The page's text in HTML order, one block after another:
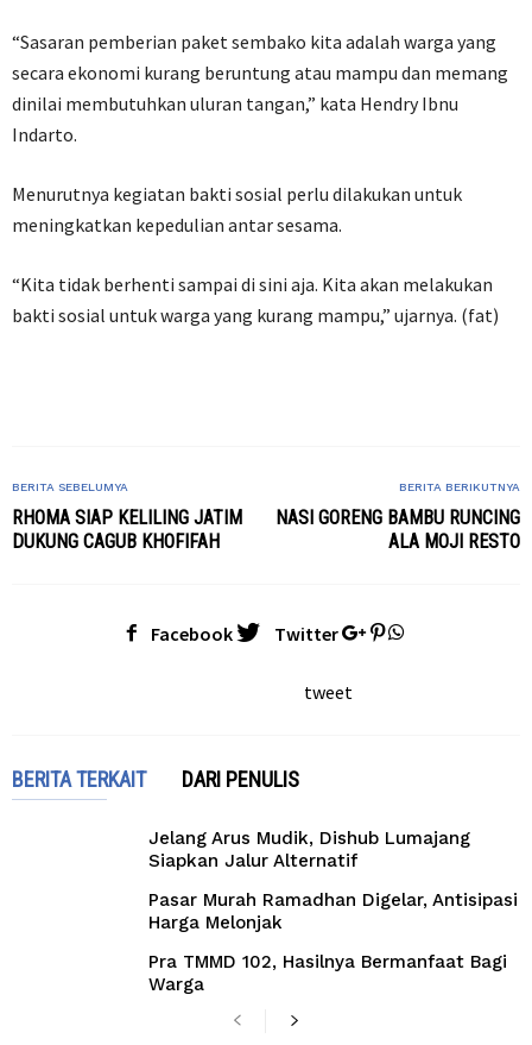
“Sasaran pemberian paket sembako kita adalah warga yang
secara ekonomi kurang beruntung atau mampu dan memang
dinilai membutuhkan uluran tangan,” kata Hendry Ibnu
Indarto.
Menurutnya kegiatan bakti sosial perlu dilakukan untuk
meningkatkan kepedulian antar sesama.
“Kita tidak berhenti sampai di sini aja. Kita akan melakukan
bakti sosial untuk warga yang kurang mampu,” ujarnya. (fat)
BERITA SEBELUMYA
RHOMA SIAP KELILING JATIM
DUKUNG CAGUB KHOFIFAH
BERITA BERIKUTNYA
NASI GORENG BAMBU RUNCING
ALA MOJI RESTO
Facebook Twitter
tweet
BERITA TERKAIT DARI PENULIS
Jelang Arus Mudik, Dishub Lumajang
Siapkan Jalur Alternatif
Pasar Murah Ramadhan Digelar, Antisipasi
Harga Melonjak
Pra TMMD 102, Hasilnya Bermanfaat Bagi
Warga